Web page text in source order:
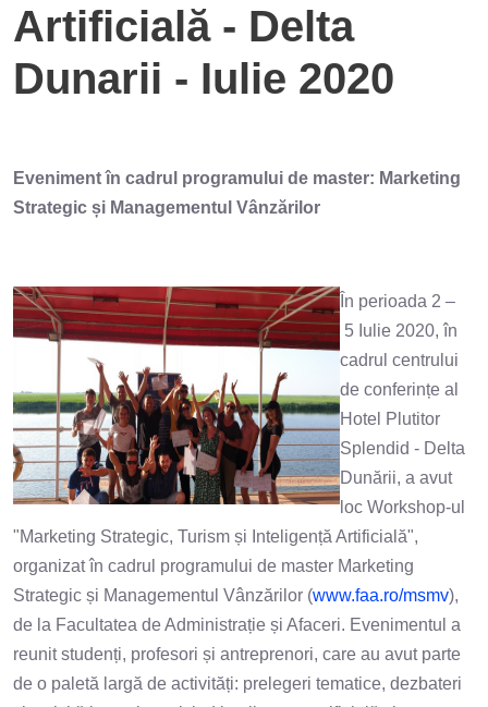
Artificială - Delta
Dunarii - Iulie 2020
Eveniment în cadrul programului de master: Marketing
Strategic și Managementul Vânzărilor
În perioada 2 –
5 Iulie 2020, în
cadrul centrului
de conferințe al
Hotel Plutitor
Splendid - Delta
Dunării, a avut
loc Workshop-ul
"Marketing Strategic, Turism și Inteligență Artificială",
organizat în cadrul programului de master Marketing
Strategic și Managementul Vânzărilor (www.faa.ro/msmv),
de la Facultatea de Administrație și Afaceri. Evenimentul a
reunit studenți, profesori și antreprenori, care au avut parte
de o paletă largă de activități: prelegeri tematice, dezbateri